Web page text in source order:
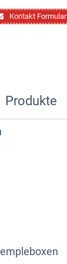
Kontakt Formular
Produkte